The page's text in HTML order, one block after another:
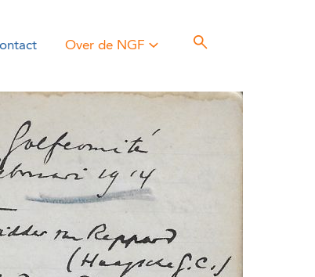
Over de NGF